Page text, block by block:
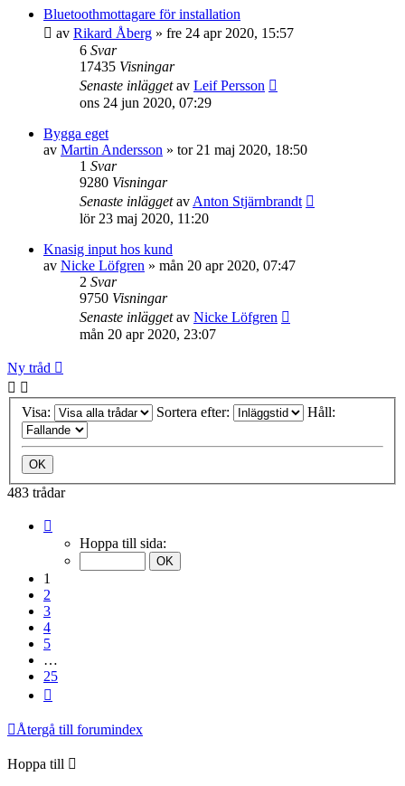
Bluetoothmottagare för installation
av Rikard Åberg » fre 24 apr 2020, 15:57
6 Svar
17435 Visningar
Senaste inläggetav Leif Persson
ons 24 jun 2020, 07:29
Bygga eget
av Martin Andersson » tor 21 maj 2020, 18:50
1 Svar
9280 Visningar
Senaste inläggetav Anton Stjärnbrandt
lör 23 maj 2020, 11:20
Knasig input hos kund
av Nicke Löfgren » mån 20 apr 2020, 07:47
2 Svar
9750 Visningar
Senaste inläggetav Nicke Löfgren
mån 20 apr 2020, 23:07
Ny tråd
Visa: Sortera efter: Håll:
483 trådar
Hoppa till sida:
1
2
3
4
5
…
25
Återgå till forumindex
Hoppa till